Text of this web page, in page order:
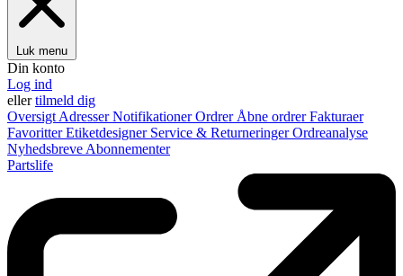
Luk menu
Din konto
Log ind
ellertilmeld dig
Oversigt AdresserNotifikationerOrdrer Åbne ordrerFakturaer
FavoritterEtiketdesigner Service & ReturneringerOrdreanalyse
Nyhedsbreve Abonnementer
Partslife